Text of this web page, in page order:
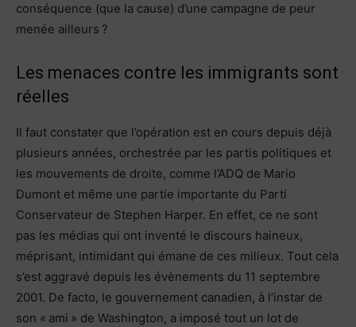
conséquence (que la cause) d’une campagne de peur
menée ailleurs ?
Les menaces contre les immigrants sont
réelles
Il faut constater que l’opération est en cours depuis déjà
plusieurs années, orchestrée par les partis politiques et
les mouvements de droite, comme l’ADQ de Mario
Dumont et même une partie importante du Parti
Conservateur de Stephen Harper. En effet, ce ne sont
pas les médias qui ont inventé le discours haineux,
méprisant, intimidant qui émane de ces milieux. Tout cela
s’est aggravé depuis les évènements du 11 septembre
2001. De facto, le gouvernement canadien, à l’instar de
son « ami » de Washington, a imposé tout un lot de